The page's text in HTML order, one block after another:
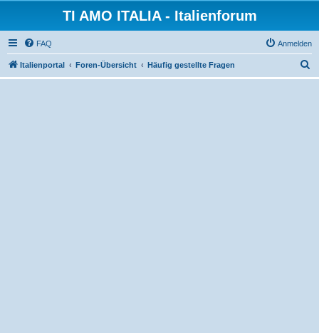
TI AMO ITALIA - Italienforum
FAQ Anmelden
Italienportal Foren-Übersicht Häufig gestellte Fragen
u